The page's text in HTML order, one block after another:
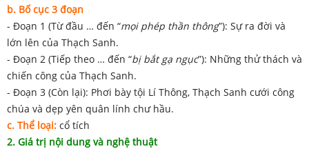
b. Bố cục 3 đoạn
- Đoạn 1 (Từ đầu … đến “mọi phép thần thông”): Sự ra đời và
lớn lên của Thạch Sanh.
- Đoạn 2 (Tiếp theo … đến “bị bắt gạ ngục”): Những thử thách và
chiến công của Thạch Sanh.
- Đoạn 3 (Còn lại): Phơi bày tội Lí Thông, Thạch Sanh cưới công
chúa và dẹp yên quân lính chư hầu.
c. Thể loại: cổ tích
2. Giá trị nội dung và nghệ thuật